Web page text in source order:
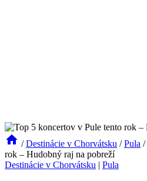
/ Destinácie v Chorvátsku / Pula /
rok – Hudobný raj na pobreží
Destinácie v Chorvátsku | Pula